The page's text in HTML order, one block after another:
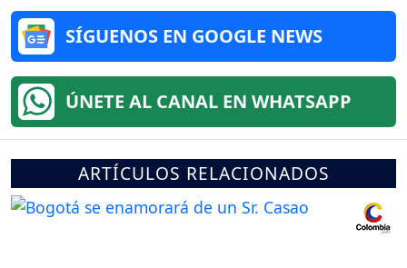
SÍGUENOS EN GOOGLE NEWS
ÚNETE AL CANAL EN WHATSAPP
ARTÍCULOS RELACIONADOS